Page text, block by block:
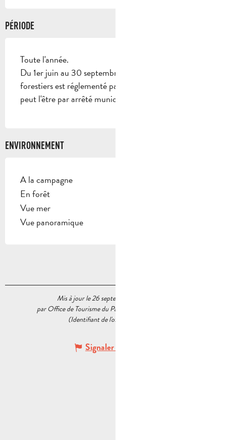
PÉRIODE
Toute l'année.
Du 1er juin au 30 septembre, l'accès aux massifs
forestiers est réglementé par arrêté préfectoral et
peut l'être par arrêté municipal.
ENVIRONNEMENT
A la campagne
En forêt
Vue mer
Vue panoramique
Mis à jour le 26 septembre 2023 à 15:03
par Office de Tourisme du Pays d’Aubagne et de l’Étoile
(Identifiant de l'offre :
Signaler une erreur